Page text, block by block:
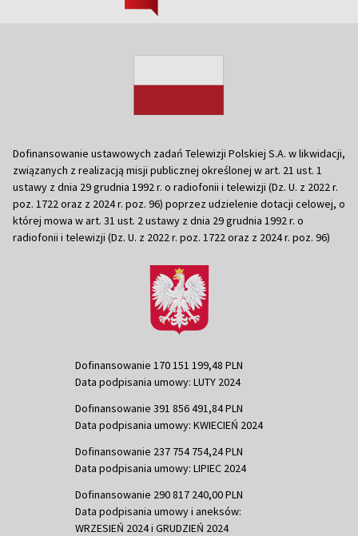
Dofinansowanie ustawowych zadań Telewizji Polskiej S.A. w likwidacji,
związanych z realizacją misji publicznej określonej w art. 21 ust. 1
ustawy z dnia 29 grudnia 1992 r. o radiofonii i telewizji (Dz. U. z 2022 r.
poz. 1722 oraz z 2024 r. poz. 96) poprzez udzielenie dotacji celowej, o
której mowa w art. 31 ust. 2 ustawy z dnia 29 grudnia 1992 r. o
radiofonii i telewizji (Dz. U. z 2022 r. poz. 1722 oraz z 2024 r. poz. 96)
Dofinansowanie 170 151 199,48 PLN
Data podpisania umowy: LUTY 2024
Dofinansowanie 391 856 491,84 PLN
Data podpisania umowy: KWIECIEŃ 2024
Dofinansowanie 237 754 754,24 PLN
Data podpisania umowy: LIPIEC 2024
Dofinansowanie 290 817 240,00 PLN
Data podpisania umowy i aneksów:
WRZESIEŃ 2024 i GRUDZIEŃ 2024